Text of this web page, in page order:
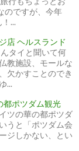
のですが、今年
...
店 ヘルスランド
タイと聞いて何
教施設、モールな
欠かすことのでき
...
都ポツダム観光
ツの華の都ポツダ
うと「ポツダム会
ジしかない、とい